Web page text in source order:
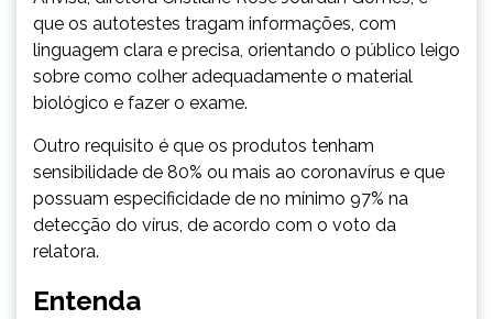
que os autotestes tragam informações, com
linguagem clara e precisa, orientando o público leigo
sobre como colher adequadamente o material
biológico e fazer o exame.
Outro requisito é que os produtos tenham
sensibilidade de 80% ou mais ao coronavírus e que
possuam especificidade de no mínimo 97% na
detecção do vírus, de acordo com o voto da
relatora.
Entenda